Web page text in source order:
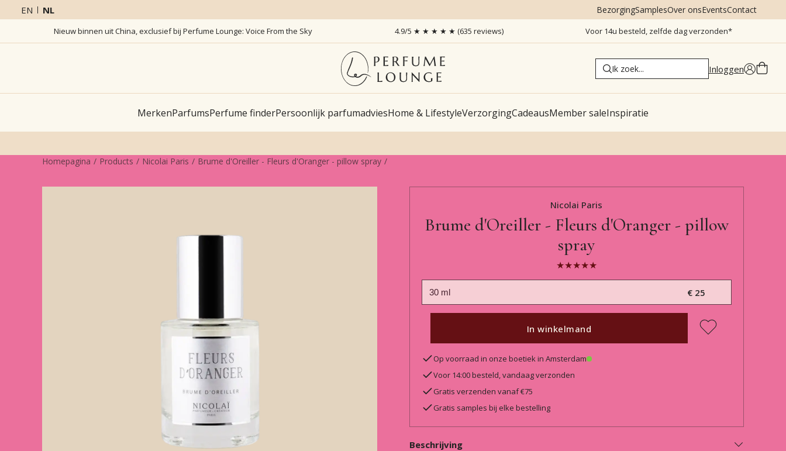
EN NL BezorgingSamplesOver onsEventsContact
Nieuw binnen uit China, exclusief bij Perfume Lounge: Voice From the Sky 4.9/5 ★ ★ ★ ★ ★ (635 reviews) Voor 14u besteld, zelfde dag verzonden*
Inloggen
MerkenParfumsPerfume finderPersoonlijk parfumadviesHome & LifestyleVerzorgingCadeausMember saleInspiratie
Homepagina Products Nicolai Paris Brume d'Oreiller - Fleurs d'Oranger - pillow spray
Nicolai Paris
Brume d'Oreiller - Fleurs d'Oranger - pillow
spray
€ 25
In winkelmand
Op voorraad in onze boetiek in Amsterdam
Voor 14:00 besteld, vandaag verzonden
Gratis verzenden vanaf €75
Gratis samples bij elke bestelling
Beschrijving